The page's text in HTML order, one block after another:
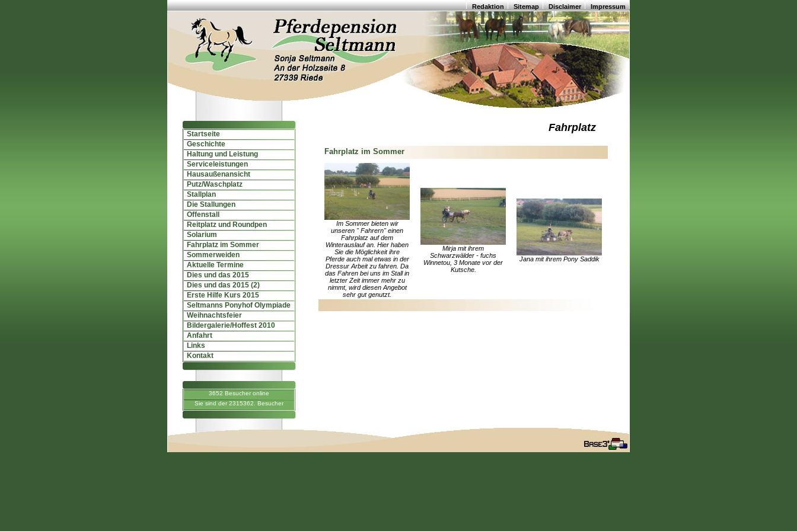
Redaktion Sitemap Disclaimer Impressum
Startseite
Geschichte
Haltung und Leistung
Serviceleistungen
Hausaußenansicht
Putz/Waschplatz
Stallplan
Die Stallungen
Offenstall
Reitplatz und Roundpen
Solarium
Fahrplatz im Sommer
Sommerweiden
Aktuelle Termine
Dies und das 2015
Dies und das 2015 (2)
Erste Hilfe Kurs 2015
Seltmanns Ponyhof Olympiade
Weihnachtsfeier
Bildergalerie/Hoffest 2010
Anfahrt
Links
Kontakt
3652 Besucher online
Sie sind der 2315362. Besucher
Fahrplatz
Fahrplatz im Sommer
Im Sommer bieten wir
unseren " Fahrern" einen
Fahrplatz auf dem
Winterauslauf an. Hier haben
Sie die Möglichkeit ihre
Pferde auch mal etwas in der
Dressur Arbeit zu fahren. Da
das Fahren bei uns im Stall in
letzter Zeit immer mehr zu
nimmt, wird diesen Angebot
sehr gut genutzt.
Mirja mit ihrem
Schwarzwälder - fuchs
Winnetou, 3 Monate vor der
Kutsche.
Jana mit ihrem Pony Saddik